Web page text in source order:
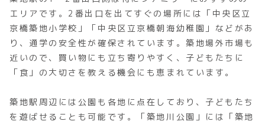
エリアです。2番出口を出てすぐの場所には「中央区立
京橋築地小学校」「中央区立京橋朝海幼稚園」などがあ
り、通学の安全性が確保されています。築地場外市場も
近いので、買い物にも立ち寄りやすく、子どもたちに
「食」の大切さを教える機会にも恵まれています。
築地駅周辺には公園も各地に点在しており、子どもたち
を遊ばせることも可能です。「築地川公園」には「築地